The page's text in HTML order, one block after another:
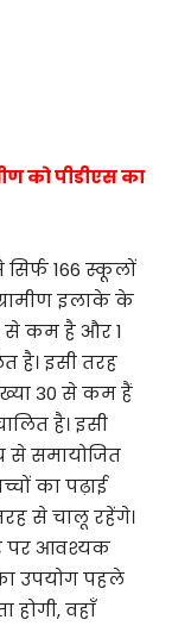
को पीडीएस का
166 स्कूलों
इलाके के
से कम है और 1
है। इसी तरह
30 से कम हैं
है। इसी
से समायोजित
का पढ़ाई
से चालू रहेंगे।
पर आवश्यक
उपयोग पहले
होगी, वहाँ